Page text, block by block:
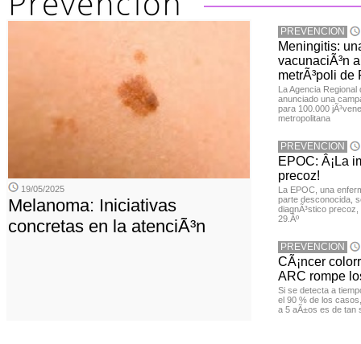
19/05/2025
Melanoma: Iniciativas
concretas en la atenciÃ³n
PREVENCION
Meningitis:
vacunaciÃ³n
metrÃ³poli de
La Agencia
anunciado una
para 100.000
metropolitana
PREVENCION
EPOC: Â¡La
precoz!
La EPOC, una
parte desconocida,
diagnÃ³stico
29.Âº
PREVENCION
CÃ¡ncer
ARC rompe
Si se detecta a
el 90 % de los
a 5 aÃ±os es de tan